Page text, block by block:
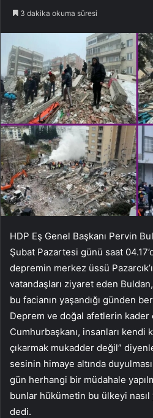
3 dakika okuma süresi
HDP Eş Genel Başkanı Pervin
Şubat Pazartesi günü saat
depremin merkez üssü
vatandaşları ziyaret eden
bu facianın yaşandığı günden
Deprem ve doğal afetlerin kader
Cumhurbaşkanı, insanları kendi
çıkarmak mukadder değil”
sesinin himaye altında
gün herhangi bir müdahale
bunlar hükümetin bu ülkeyi
dedi.